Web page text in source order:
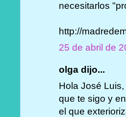
necesitarlos
http://
25 de abril de
olga dijo...
Hola José
que te sigo y
el que